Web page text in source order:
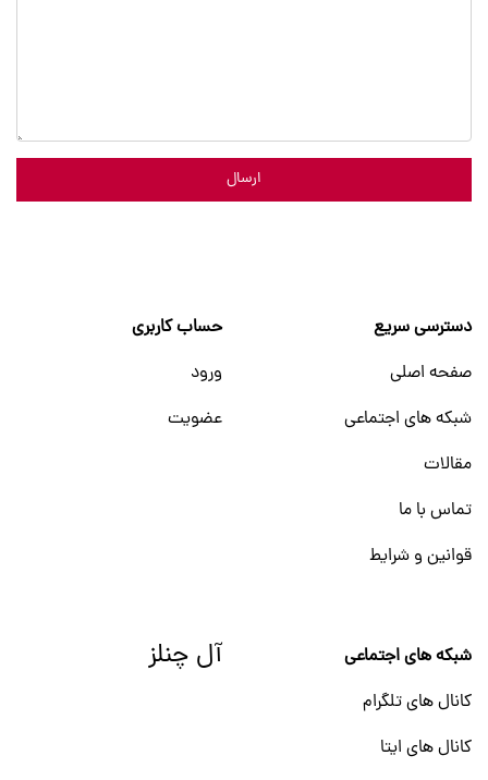
ارسال
دسترسی سریع
صفحه اصلی
شبکه های اجتماعی
مقالات
تماس با ما
قوانین و شرایط
حساب کاربری
ورود
عضویت
شبکه های اجتماعی
کانال های تلگرام
کانال های ایتا
آل چنلز